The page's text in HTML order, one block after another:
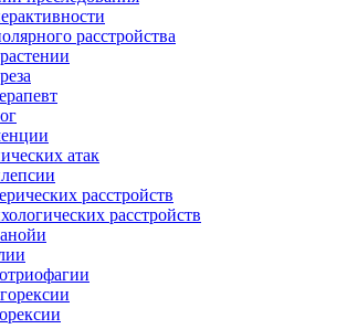
расстройства
атак
расстройств
расстройств